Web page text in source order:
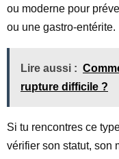
ou moderne pour
ou une gastro-entérite.
Lire aussi :
rupture difficile ?
Si tu rencontres ce
vérifier son statut, son